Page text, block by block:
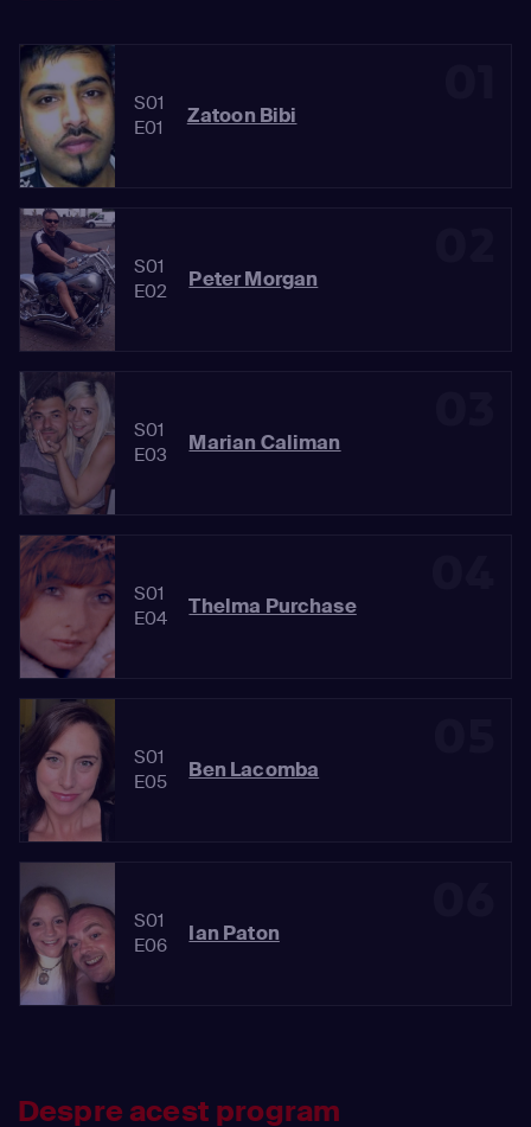
S01
E01
Zatoon Bibi
S01
E02
Peter Morgan
S01
E03
Marian Caliman
S01
E04
Thelma Purchase
S01
E05
Ben Lacomba
S01
E06
Ian Paton
Despre acest program